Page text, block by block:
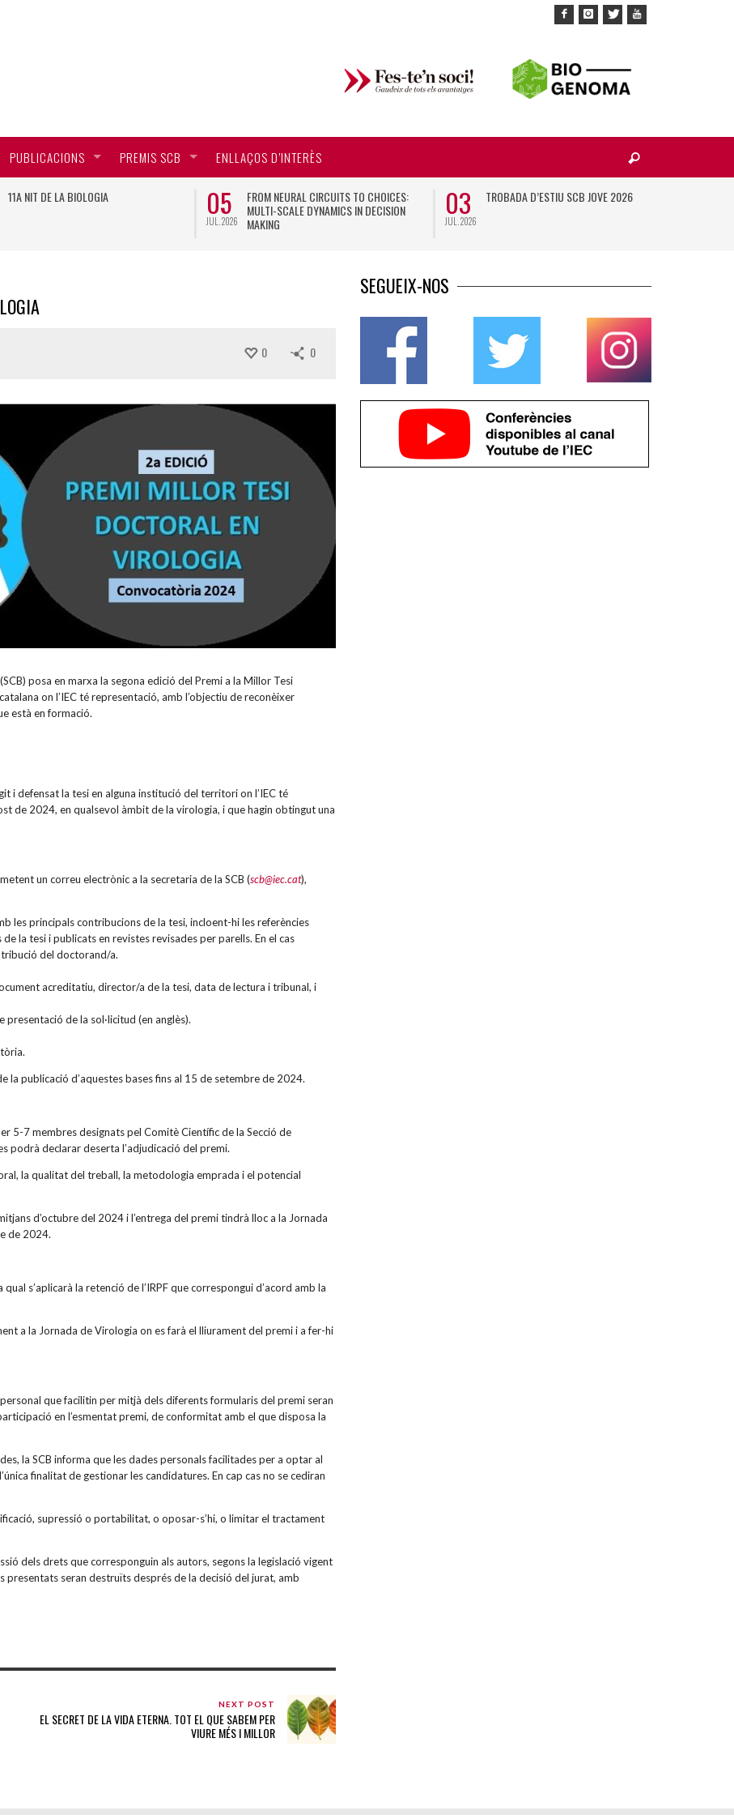
PUBLICACIONS PREMIS SCB ENLLAÇOS D’INTERÈS
11A NIT DE LA BIOLOGIA 05
JUL. 2026
FROM NEURAL CIRCUITS TO CHOICES:
MULTI-SCALE DYNAMICS IN DECISION
MAKING
03
JUL. 2026
TROBADA D’ESTIU SCB JOVE 2026
0 0
posa en marxa la segona edició del Premi a la Millor Tesi
on l’IEC té representació, amb l’objectiu de reconèixer
està en formació.
i defensat la tesi en alguna institució del territori on l’IEC té
de 2024, en qualsevol àmbit de la virologia, i que hagin obtingut una
un correu electrònic a la secretaria de la SCB (scb@iec.cat),
les principals contribucions de la tesi, incloent-hi les referències
la tesi i publicats en revistes revisades per parells. En el cas
del doctorand/a.
acreditatiu, director/a de la tesi, data de lectura i tribunal, i
de la sol·licitud (en anglès).
la publicació d’aquestes bases fins al 15 de setembre de 2024.
5-7 membres designats pel Comitè Científic de la Secció de
podrà declarar deserta l’adjudicació del premi.
la qualitat del treball, la metodologia emprada i el potencial
d’octubre del 2024 i l’entrega del premi tindrà lloc a la Jornada
de 2024.
s’aplicarà la retenció de l’IRPF que correspongui d’acord amb la
a la Jornada de Virologia on es farà el lliurament del premi i a fer-hi
que facilitin per mitjà dels diferents formularis del premi seran
en l’esmentat premi, de conformitat amb el que disposa la
la SCB informa que les dades personals facilitades per a optar al
finalitat de gestionar les candidatures. En cap cas no se cediran
supressió o portabilitat, o oposar-s’hi, o limitar el tractament
dels drets que corresponguin als autors, segons la legislació vigent
seran destruïts després de la decisió del jurat, amb
NEXT POST
EL SECRET DE LA VIDA ETERNA. TOT EL QUE SABEM PER
VIURE MÉS I MILLOR
SEGUEIX-NOS